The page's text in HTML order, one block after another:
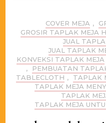
COVER MEJA ,
GROSIR TAPLAK MEJA
JUAL
JUAL TAPLAK
KONVEKSI TAPLAK MEJA
,
PEMBUATAN
TABLECLOTH , TAPLAK
TAPLAK MEJA
TAPLAK
TAPLAK MEJA